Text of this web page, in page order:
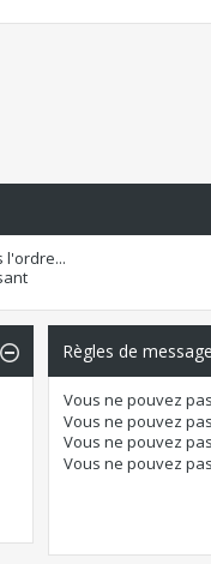
l'ordre...
Règles de
Vousne pouvez pas
Vousne pouvez pas
Vousne pouvez pas
Vousne pouvez pas